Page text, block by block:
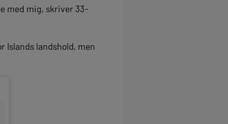
med mig, skriver 33-
Islands landshold, men